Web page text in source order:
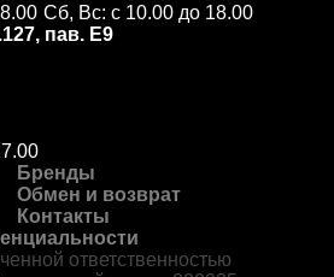
Сб, Вс: с 10.00 до 18.00
пав. Е9
Бренды
Обмен и возврат
Контакты
ответственностью